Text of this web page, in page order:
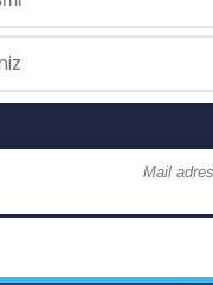
Mail